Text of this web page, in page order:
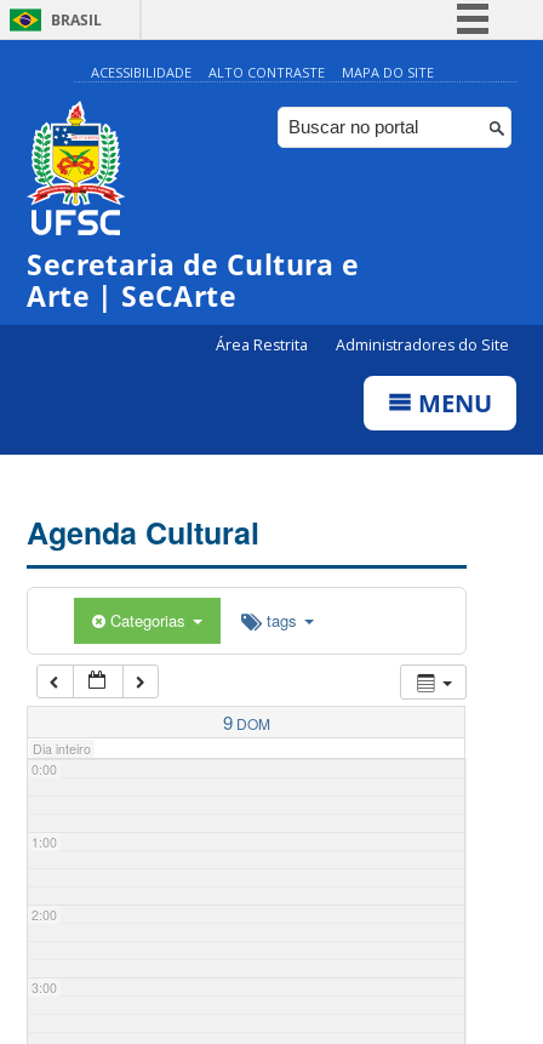
BRASIL
Simplifique!
Comunica BR
Participe
ACESSIBILIDADE ALTO CONTRASTE MAPA DO SITE
Secretaria de Cultura e
Arte | SeCArte
Área Restrita Administradores do Site
MENU
Agenda Cultural
Categorias tags
9 DOM
Dia inteiro
0:00
1:00
2:00
3:00